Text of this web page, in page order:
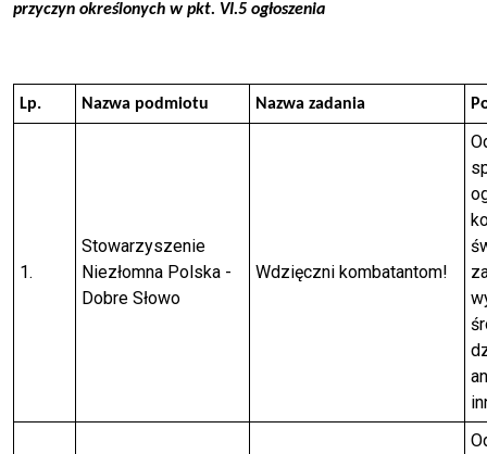
przyczyn określonych w pkt. VI.5 ogłoszenia
Lp. Nazwa podmiotu Nazwa zadania
1.
Stowarzyszenie
Niezłomna Polska -
Dobre Słowo
Wdzięczni kombatantom!